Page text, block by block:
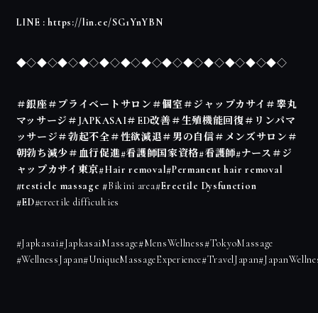
LINE :https://lin.ee/SG1YnYBN
◆◇◆◇◆◇◆◇◆◇◆◇◆◇◆◇◆◇◆◇◆◇◆◇◆◇
＃銀座＃プライベートサロン＃個室＃ジャップカサイ＃睾丸
マッサージ＃JAPKASAI＃ED改善＃生殖機能回復＃リンパマ
ッサージ＃勃起不全＃性欲減退＃男の自信＃メンズサロン＃
朝勃ち減少＃血行促進#看護師国家資格#看護師#ナース＃ジ
ャップカサイ東京#Hair removal#Permanent hair removal
#testicle massage #Bikini area#Erectile Dysfunction
#ED#erectile difficulties
#Japkasai#JapkasaiMassage#MensWellness#TokyoMassage